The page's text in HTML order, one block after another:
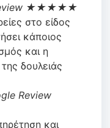
★★★★★
στο είδος
κάποιος
και η
δουλειάς
Review
και